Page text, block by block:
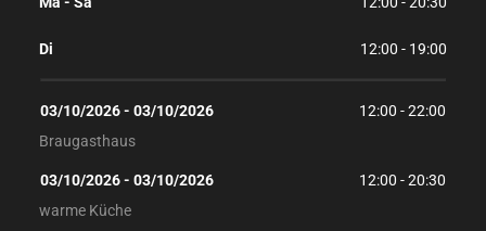
Di 12:00 - 19:00
03/10/2026 - 03/10/2026 12:00 - 22:00
Braugasthaus
03/10/2026 - 03/10/2026 12:00 - 20:30
warme Küche